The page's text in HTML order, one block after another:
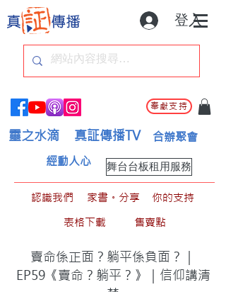
登入
奉獻支持
靈之水滴 真証傳播TV 合辦聚會
舞台台板租用服務
經動人心
認識我們 家書。分享
你的支持
表格下載
售賣點
賣命係正面？躺平係負面？｜
EP59《賣命？躺平？》｜信仰講清